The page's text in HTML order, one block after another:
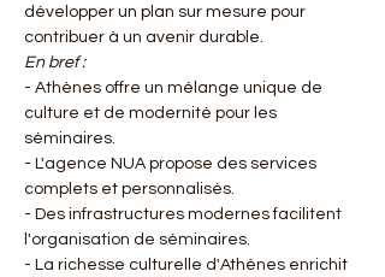
développer un plan sur mesure pour
contribuer à un avenir durable.
En bref :
- Athènes offre un mélange unique de
culture et de modernité pour les
séminaires.
- L'agence NUA propose des services
complets et personnalisés.
- Des infrastructures modernes facilitent
l'organisation de séminaires.
- La richesse culturelle d'Athènes enrichit